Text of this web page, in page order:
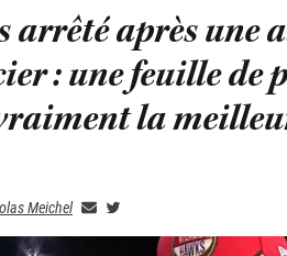
arrêté après une
: une feuille de
la
Meichel